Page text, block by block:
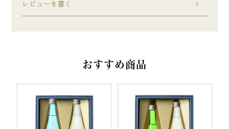
レビューを書く
おすすめ商品